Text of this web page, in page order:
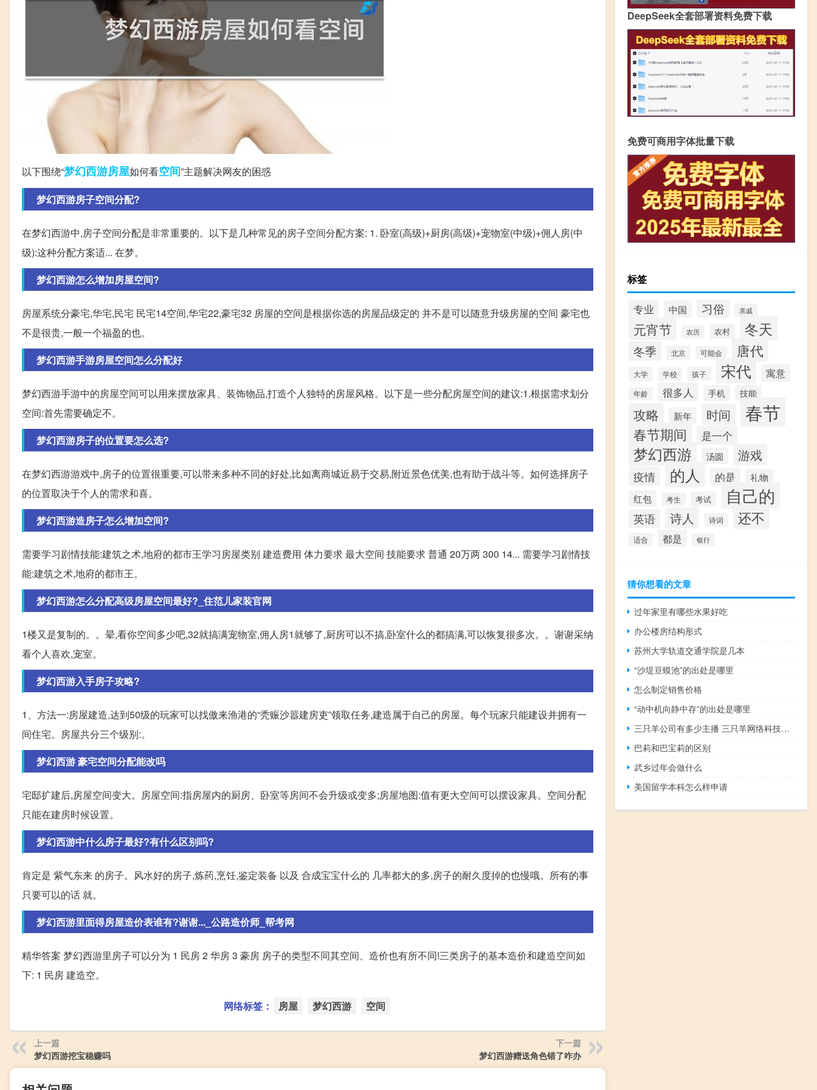
以下围绕“梦幻西游房屋如何看空间”主题解决网友的困惑
梦幻西游房子空间分配?
在梦幻西游中,房子空间分配是非常重要的。以下是几种常见的房子空间分配方案: 1. 卧室(高级)+厨房(高级)+宠物室(中级)+佣人房(中
级):这种分配方案适... 在梦。
梦幻西游怎么增加房屋空间?
房屋系统分豪宅,华宅,民宅 民宅14空间,华宅22,豪宅32 房屋的空间是根据你选的房屋品级定的 并不是可以随意升级房屋的空间 豪宅也
不是很贵,一般一个福盈的也。
梦幻西游手游房屋空间怎么分配好
梦幻西游手游中的房屋空间可以用来摆放家具、装饰物品,打造个人独特的房屋风格。以下是一些分配房屋空间的建议:1.根据需求划分
空间:首先需要确定不。
梦幻西游房子的位置要怎么选?
在梦幻西游游戏中,房子的位置很重要,可以带来多种不同的好处,比如离商城近易于交易,附近景色优美,也有助于战斗等。如何选择房子
的位置取决于个人的需求和喜。
梦幻西游造房子怎么增加空间?
需要学习剧情技能:建筑之术,地府的都市王学习房屋类别 建造费用 体力要求 最大空间 技能要求 普通 20万两 300 14... 需要学习剧情技
能:建筑之术,地府的都市王。
梦幻西游怎么分配高级房屋空间最好?_住范儿家装官网
1楼又是复制的。。晕,看你空间多少吧,32就搞满宠物室,佣人房1就够了,厨房可以不搞,卧室什么的都搞满,可以恢复很多次。。谢谢采纳
看个人喜欢,宠室。
梦幻西游入手房子攻略?
1、方法一:房屋建造,达到50级的玩家可以找傲来渔港的“秃赈沙嚣建房吏”领取任务,建造属于自己的房屋。每个玩家只能建设并拥有一
间住宅。房屋共分三个级别:。
梦幻西游 豪宅空间分配能改吗
宅邸扩建后,房屋空间变大。房屋空间:指房屋内的厨房、卧室等房间不会升级或变多;房屋地图:值有更大空间可以摆设家具。空间分配
只能在建房时候设置。
梦幻西游中什么房子最好?有什么区别吗?
肯定是 紫气东来 的房子。风水好的房子,炼药,烹饪,鉴定装备 以及 合成宝宝什么的 几率都大的多,房子的耐久度掉的也慢哦。所有的事
只要可以的话 就。
梦幻西游里面得房屋造价表谁有?谢谢..._公路造价师_帮考网
精华答案 梦幻西游里房子可以分为 1 民房 2 华房 3 豪房 房子的类型不同其空间、造价也有所不同!三类房子的基本造价和建造空间如
下: 1 民房 建造空。
网络标签： 房屋 梦幻西游 空间
上一篇
梦幻西游挖宝稳赚吗
下一篇
梦幻西游赠送角色错了咋办
DeepSeek全套部署资料免费下载
免费可商用字体批量下载
标签
专业 中国 习俗 亲戚
元宵节 农历 农村 冬天
冬季 北京 可能会 唐代
大学 学校 孩子 宋代 寓意
年龄 很多人 手机 技能
攻略 新年 时间 春节
春节期间 是一个
梦幻西游 汤圆 游戏
疫情 的人 的是
礼物
红包
考生 考试 自己的
英语 诗人 诗词 还不
适合 都是 银行
猜你想看的文章
过年家里有哪些水果好吃
办公楼房结构形式
苏州大学轨道交通学院是几本
“沙堤亘蟆池”的出处是哪里
怎么制定销售价格
“动中机向静中存”的出处是哪里
三只羊公司有多少主播 三只羊网络科技有限公司
巴莉和巴宝莉的区别
武乡过年会做什么
美国留学本科怎么样申请